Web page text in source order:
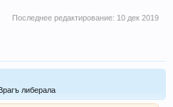
Последнее редактирование: 10 дек 2019
либерала